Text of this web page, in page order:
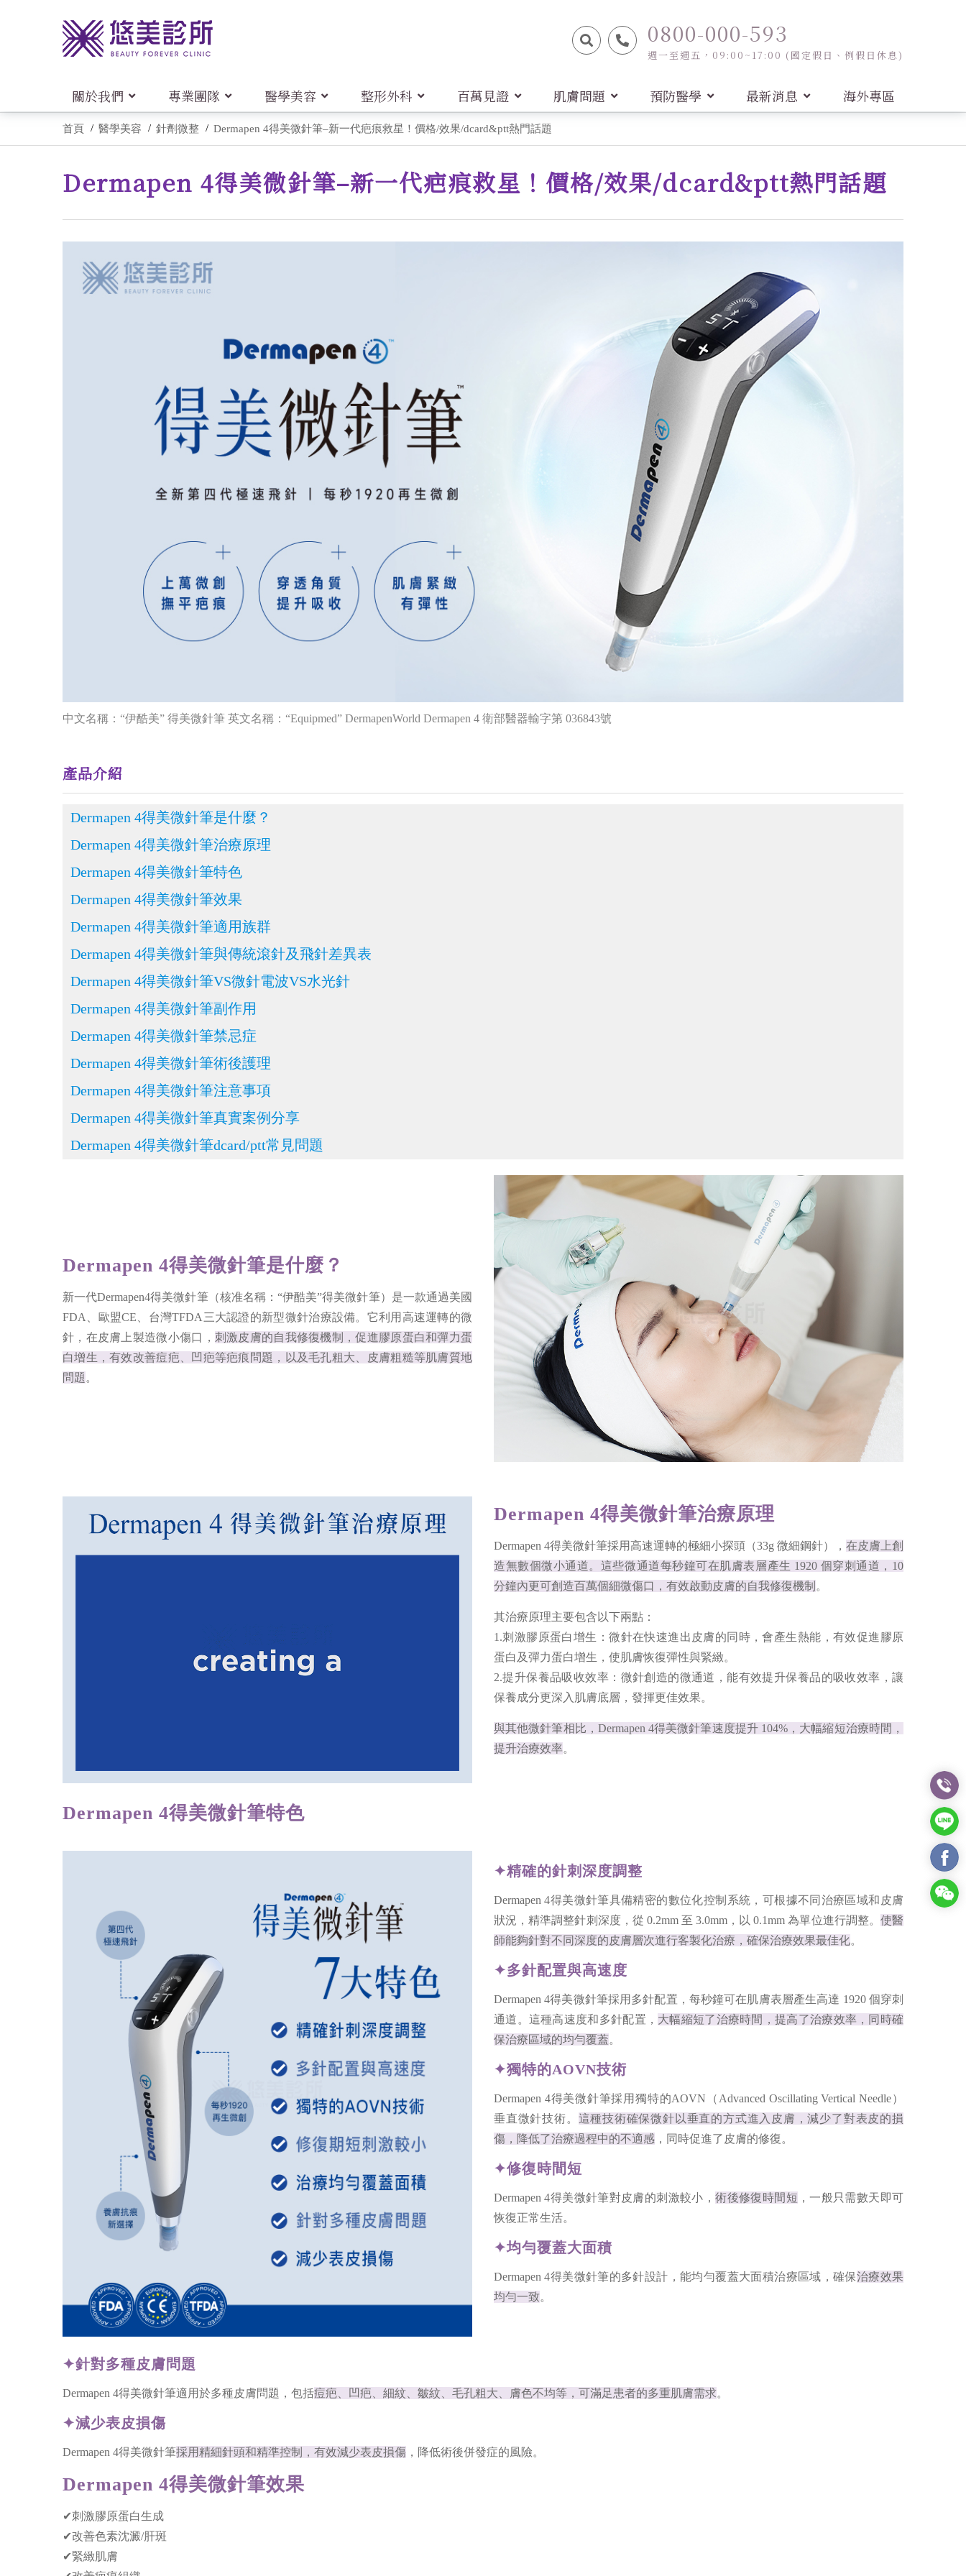
0800-000-593
週一至週五，09:00~17:00 (國定假日、例假日休息)
關於我們 專業團隊 醫學美容 整形外科 百萬見證 肌膚問題 預防醫學 最新消息 海外專區
首頁 醫學美容 針劑微整 Dermapen 4得美微針筆–新一代疤痕救星！價格/效果/dcard&ptt熱門話題
Dermapen 4得美微針筆–新一代疤痕救星！價格/效果/dcard&ptt熱門話題
中文名稱：“伊酷美” 得美微針筆 英文名稱：“Equipmed” DermapenWorld Dermapen 4 衛部醫器輸字第 036843號
產品介紹
Dermapen 4得美微針筆是什麼？
Dermapen 4得美微針筆治療原理
Dermapen 4得美微針筆特色
Dermapen 4得美微針筆效果
Dermapen 4得美微針筆適用族群
Dermapen 4得美微針筆與傳統滾針及飛針差異表
Dermapen 4得美微針筆VS微針電波VS水光針
Dermapen 4得美微針筆副作用
Dermapen 4得美微針筆禁忌症
Dermapen 4得美微針筆術後護理
Dermapen 4得美微針筆注意事項
Dermapen 4得美微針筆真實案例分享
Dermapen 4得美微針筆dcard/ptt常見問題
Dermapen 4得美微針筆是什麼？
新一代Dermapen4得美微針筆（核准名稱：“伊酷美”得美微針筆）是一款通過美國
FDA、歐盟CE、台灣TFDA三大認證的新型微針治療設備。它利用高速運轉的微
針，在皮膚上製造微小傷口， 刺激皮膚的自我修復機制，促進膠原蛋白和彈力蛋
白增生，有效改善痘疤、凹疤等疤痕問題，以及毛孔粗大、皮膚粗糙等肌膚質地
問題 。
Dermapen 4得美微針筆治療原理
Dermapen 4得美微針筆採用高速運轉的極細小探頭（33g 微細鋼針）， 在皮膚上創
造無數個微小通道。這些微通道每秒鐘可在肌膚表層產生 1920 個穿刺通道，10
分鐘內更可創造百萬個細微傷口，有效啟動皮膚的自我修復機制 。
其治療原理主要包含以下兩點：
1.刺激膠原蛋白增生：微針在快速進出皮膚的同時，會產生熱能，有效促進膠原
蛋白及彈力蛋白增生，使肌膚恢復彈性與緊緻。
2.提升保養品吸收效率：微針創造的微通道，能有效提升保養品的吸收效率，讓
保養成分更深入肌膚底層，發揮更佳效果。
與其他微針筆相比，Dermapen 4得美微針筆速度提升 104%，大幅縮短治療時間，
提升治療效率。
Dermapen 4得美微針筆特色
✦精確的針刺深度調整
Dermapen 4得美微針筆具備精密的數位化控制系統，可根據不同治療區域和皮膚
狀況，精準調整針刺深度，從 0.2mm 至 3.0mm，以 0.1mm 為單位進行調整。 使醫
師能夠針對不同深度的皮膚層次進行客製化治療，確保治療效果最佳化。
✦多針配置與高速度
Dermapen 4得美微針筆採用多針配置，每秒鐘可在肌膚表層產生高達 1920 個穿刺
通道。這種高速度和多針配置， 大幅縮短了治療時間，提高了治療效率，同時確
保治療區域的均勻覆蓋。
✦獨特的AOVN技術
Dermapen 4得美微針筆採用獨特的AOVN（Advanced Oscillating Vertical Needle）
垂直微針技術。 這種技術確保微針以垂直的方式進入皮膚，減少了對表皮的損
傷，降低了治療過程中的不適感 ，同時促進了皮膚的修復。
✦修復時間短
Dermapen 4得美微針筆對皮膚的刺激較小，術後修復時間短 ，一般只需數天即可
恢復正常生活。
✦均勻覆蓋大面積
Dermapen 4得美微針筆的多針設計，能均勻覆蓋大面積治療區域，確保治療效果
均勻一致。
✦針對多種皮膚問題
Dermapen 4得美微針筆適用於多種皮膚問題，包括痘疤、凹疤、細紋、皺紋、毛孔粗大、膚色不均等，可滿足患者的多重肌膚需求。
✦減少表皮損傷
Dermapen 4得美微針筆採用精細針頭和精準控制，有效減少表皮損傷 ，降低術後併發症的風險。
Dermapen 4得美微針筆效果
✔刺激膠原蛋白生成
✔改善色素沈澱/肝斑
✔緊緻肌膚